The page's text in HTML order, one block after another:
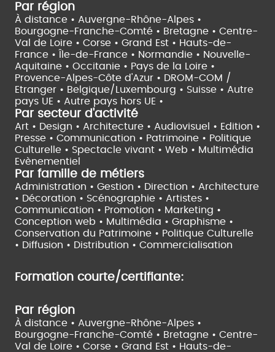
Par région
À distance • Auvergne-Rhône-Alpes •
Bourgogne-Franche-Comté • Bretagne • Centre-
Val de Loire • Corse • Grand Est • Hauts-de-
France •
Île-de-France • Normandie • Nouvelle-
Aquitaine • Occitanie • Pays de la Loire •
Provence-Alpes-Côte d'Azur • DROM-COM /
Etranger • Belgique/Luxembourg • Suisse • Autre
pays UE • Autre pays hors UE •
Par secteur d'activité
Art • Design • Architecture • Audiovisuel • Edition •
Presse • Communication • Patrimoine • Politique
Culturelle • Spectacle vivant • Web • Multimédia
Evènementiel
Par famille de métiers
Administration • Gestion • Direction • Architecture
• Décoration • Scénographie • Artistes •
Communication • Promotion • Marketing •
Conception web • Multimédia • Graphisme •
Conservation du Patrimoine • Politique Culturelle
• Diffusion • Distribution • Commercialisation
Formation courte/certifiante:
Par région
À distance • Auvergne-Rhône-Alpes •
Bourgogne-Franche-Comté • Bretagne • Centre-
Val de Loire • Corse • Grand Est • Hauts-de-